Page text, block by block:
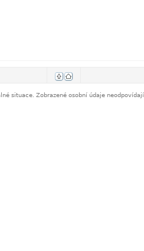
situace. Zobrazené osobní údaje